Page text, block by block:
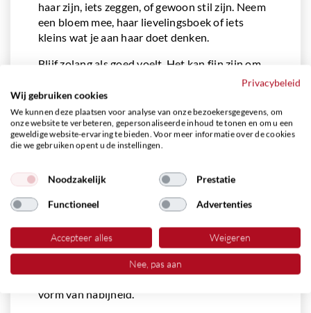
haar zijn, iets zeggen, of gewoon stil zijn. Neem
een bloem mee, haar lievelingsboek of iets
kleins wat je aan haar doet denken.
Blijf zolang als goed voelt. Het kan fijn zijn om
nemen en even te zitten. Gun jezelf dat moment
van verbinding. Het gemis wordt er niet minder
van, maar misschien wel iets zachter.
Tip 4: Samen herinneren
op Moederdag zonder
moeder
Soms helpt het om samen te zijn met anderen
die haar ook missen. Een broer, zus, tante of
vriendin van je moeder. Door samen
herinneringen op te halen, ontstaat een nieuwe
vorm van nabijheid.
Privacybeleid
Wij gebruiken cookies
We kunnen deze plaatsen voor analyse van onze bezoekersgegevens, om
onze website te verbeteren, gepersonaliseerde inhoud te tonen en om u een
geweldige website-ervaring te bieden. Voor meer informatie over de cookies
die we gebruiken opent u de instellingen.
Noodzakelijk Prestatie
Functioneel Advertenties
Accepteer alles Weigeren
Nee, pas aan